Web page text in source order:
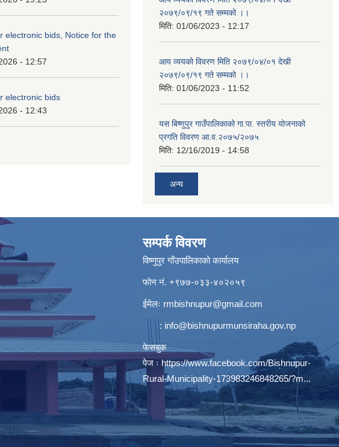
electronic bids, Notice for the
- 12:57
electronic bids
- 12:43
२०७९/०९/१९ गते सम्मको ।।
मिति: 01/06/2023 - 12:17
आय व्ययको विवरण मिति २०७९/०४/०१ देखी
२०७९/०९/१९ गते सम्मको ।।
मिति: 01/06/2023 - 11:52
यस बिष्णुपुर गाउँपालिकाको गा.पा. स्तरीय योजनाको
प्रगति विवरण आ.व.२०७५/२०७५
मिति: 12/16/2019 - 14:58
अन्य
सम्पर्क विवरण
विष्णुपुर गाँउपालिकाको कार्यालय
फोन नं. ‍‍+९७७-०३३-४०२०५९
ईमेलः rmbishnupur@gmail.com
: info@bishnupurmunsiraha.gov.np
फेसबुक
पेज ः https://www.facebook.com/Bishnupur-
Rural-Municipality-173983246848265/?m...